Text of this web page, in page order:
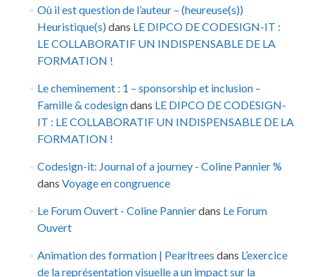
Où il est question de l’auteur – (heureuse(s))
Heuristique(s)dans LE DIPCO DE CODESIGN-IT :
LE COLLABORATIF UN INDISPENSABLE DE LA
FORMATION !
Le cheminement : 1 – sponsorship et inclusion –
Famille & codesigndans LE DIPCO DE CODESIGN-
IT : LE COLLABORATIF UN INDISPENSABLE DE LA
FORMATION !
Codesign-it: Journal of a journey - Coline Pannier %
dans Voyage en congruence
Le Forum Ouvert - Coline Pannierdans Le Forum
Ouvert
Animation des formation | Pearltrees dans L’exercice
de la représentation visuelle a un impact sur la